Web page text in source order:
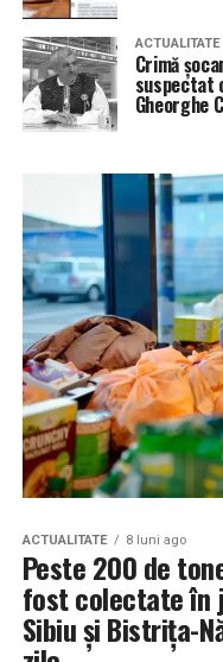
ACTUALITATE
Crimă
suspectat
Gheorghe
ACTUALITATE 8 luni ago
Peste 200 de
fost colectate în
Sibiu și Bistrița-